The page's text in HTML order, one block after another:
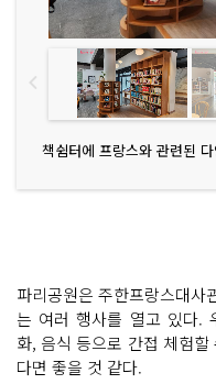
책쉼터에 프랑스와 관련된
파리공원은 주한프랑스대사
는 여러 행사를 열고 있다.
화, 음식 등으로 간접 체험
다면 좋을 것 같다.